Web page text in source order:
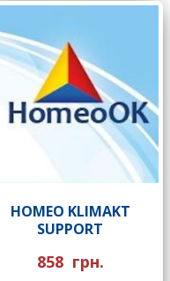
HOMEO KLIMAKT
SUPPORT
858 грн.